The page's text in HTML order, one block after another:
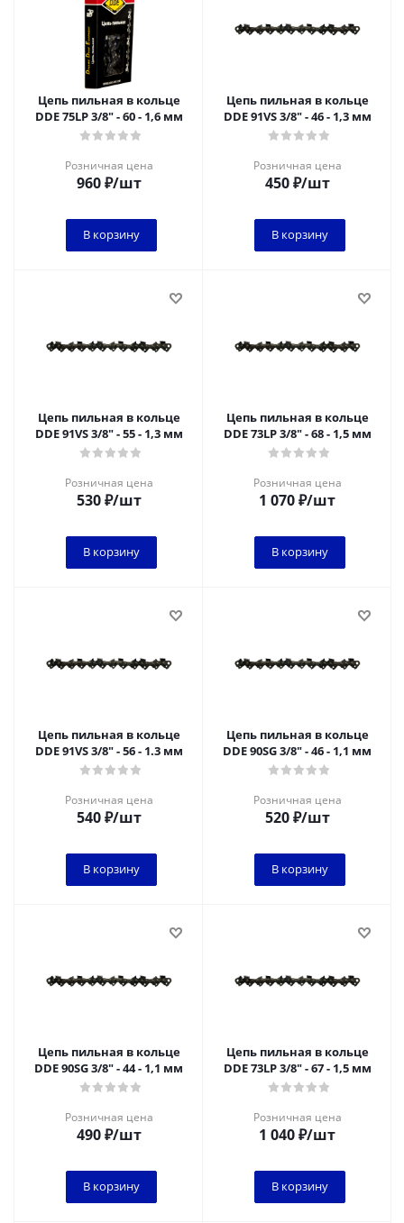
Цепь пильная в кольце
DDE 75LP 3/8" - 60 - 1,6 мм
Розничная цена
960₽/шт
В корзину
Цепь пильная в кольце
DDE 91VS 3/8" - 46 - 1,3 мм
Розничная цена
450₽/шт
В корзину
Цепь пильная в кольце
DDE 91VS 3/8" - 55 - 1,3 мм
Розничная цена
530₽/шт
В корзину
Цепь пильная в кольце
DDE 73LP 3/8" - 68 - 1,5 мм
Розничная цена
1 070₽/шт
В корзину
Цепь пильная в кольце
DDE 91VS 3/8" - 56 - 1.3 мм
Розничная цена
540₽/шт
В корзину
Цепь пильная в кольце
DDE 90SG 3/8" - 46 - 1,1 мм
Розничная цена
520₽/шт
В корзину
Цепь пильная в кольце
DDE 90SG 3/8" - 44 - 1,1 мм
Розничная цена
490₽/шт
В корзину
Цепь пильная в кольце
DDE 73LP 3/8" - 67 - 1,5 мм
Розничная цена
1 040₽/шт
В корзину